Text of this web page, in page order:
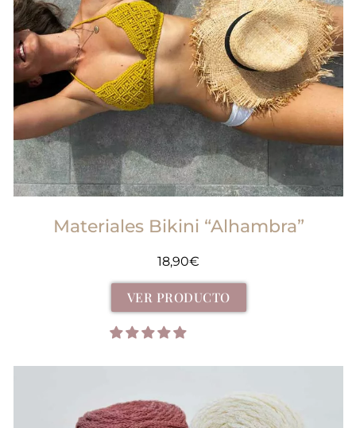
Materiales Bikini “Alhambra”
18,90€
VER PRODUCTO